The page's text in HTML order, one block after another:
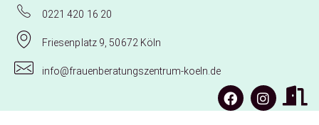
0221 420 16 20
Friesenplatz 9, 50672 Köln
info@frauenberatungszentrum-koeln.de